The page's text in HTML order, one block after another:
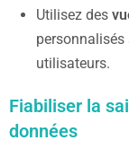
Utilisez des
utilisateurs.
Fiabiliser la
données